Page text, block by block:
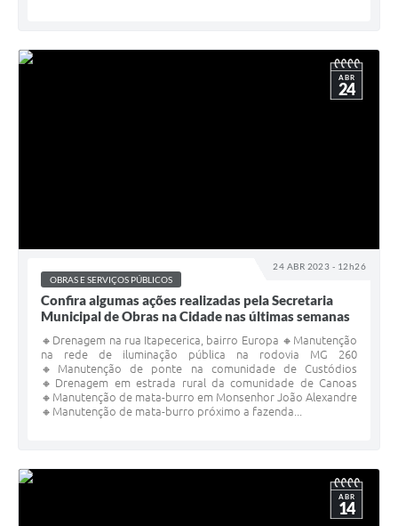
24 ABR 2023 - 12h26
ABR
24
OBRAS E SERVIÇOS PÚBLICOS
Confira algumas ações realizadas pela Secretaria
Municipal de Obras na Cidade nas últimas semanas
🔸Drenagem na rua Itapecerica, bairro Europa 🔸Manutenção
na rede de iluminação pública na rodovia MG 260
🔸Manutenção de ponte na comunidade de Custódios
🔸Drenagem em estrada rural da comunidade de Canoas
🔸Manutenção de mata-burro em Monsenhor João Alexandre
🔸Manutenção de mata-burro próximo a fazenda...
ABR
14